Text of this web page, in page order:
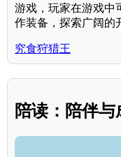
游戏，玩家在游戏中
作装备，探索广阔的
究食狩猎王
陪读：陪伴